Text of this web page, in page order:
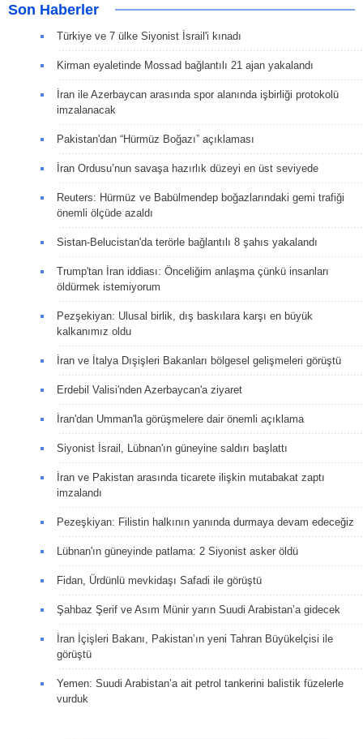
Son Haberler
Türkiye ve 7 ülke Siyonist İsrail'i kınadı
Kirman eyaletinde Mossad bağlantılı 21 ajan yakalandı
İran ile Azerbaycan arasında spor alanında işbirliği protokolü
imzalanacak
Pakistan'dan “Hürmüz Boğazı” açıklaması
İran Ordusu’nun savaşa hazırlık düzeyi en üst seviyede
Reuters: Hürmüz ve Babülmendep boğazlarındaki gemi trafiği
önemli ölçüde azaldı
Sistan-Belucistan'da terörle bağlantılı 8 şahıs yakalandı
Trump'tan İran iddiası: Önceliğim anlaşma çünkü insanları
öldürmek istemiyorum
Pezşekiyan: Ulusal birlik, dış baskılara karşı en büyük
kalkanımız oldu
İran ve İtalya Dışişleri Bakanları bölgesel gelişmeleri görüştü
Erdebil Valisi'nden Azerbaycan'a ziyaret
İran'dan Umman'la görüşmelere dair önemli açıklama
Siyonist İsrail, Lübnan'ın güneyine saldırı başlattı
İran ve Pakistan arasında ticarete ilişkin mutabakat zaptı
imzalandı
Pezeşkiyan: Filistin halkının yanında durmaya devam edeceğiz
Lübnan'ın güneyinde patlama: 2 Siyonist asker öldü
Fidan, Ürdünlü mevkidaşı Safadi ile görüştü
Şahbaz Şerif ve Asım Münir yarın Suudi Arabistan’a gidecek
İran İçişleri Bakanı, Pakistan’ın yeni Tahran Büyükelçisi ile
görüştü
Yemen: Suudi Arabistan’a ait petrol tankerini balistik füzelerle
vurduk